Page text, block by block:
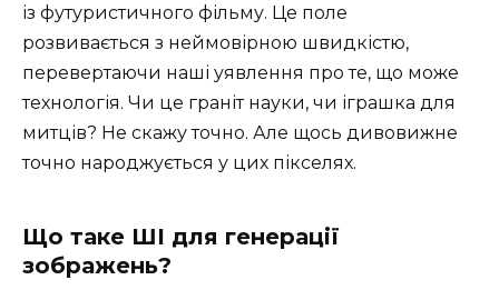
із футуристичного фільму. Це поле
розвивається з неймовірною швидкістю,
перевертаючи наші уявлення про те, що може
технологія. Чи це граніт науки, чи іграшка для
митців? Не скажу точно. Але щось дивовижне
точно народжується у цих пікселях.
Що таке ШІ для генерації
зображень?